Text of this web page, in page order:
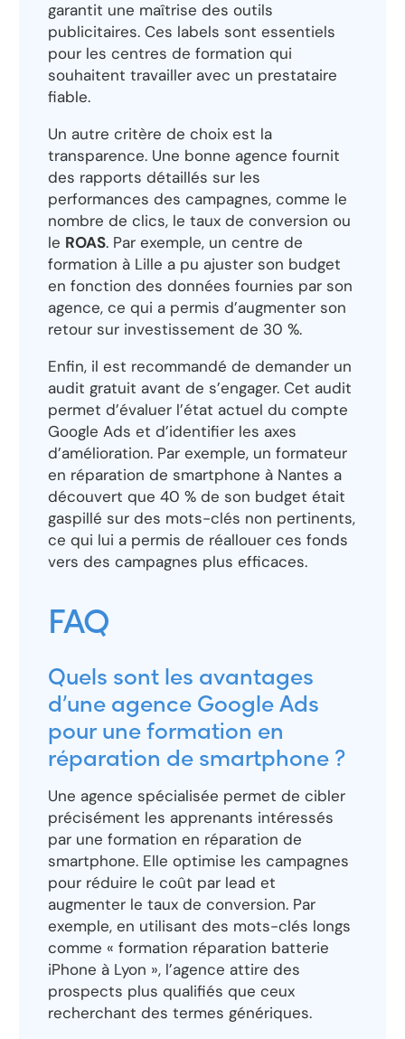
garantit une maîtrise des outils
publicitaires. Ces labels sont essentiels
pour les centres de formation qui
souhaitent travailler avec un prestataire
fiable.
Un autre critère de choix est la
transparence. Une bonne agence fournit
des rapports détaillés sur les
performances des campagnes, comme le
nombre de clics, le taux de conversion ou
le ROAS. Par exemple, un centre de
formation à Lille a pu ajuster son budget
en fonction des données fournies par son
agence, ce qui a permis d’augmenter son
retour sur investissement de 30 %.
Enfin, il est recommandé de demander un
audit gratuit avant de s’engager. Cet audit
permet d’évaluer l’état actuel du compte
Google Ads et d’identifier les axes
d’amélioration. Par exemple, un formateur
en réparation de smartphone à Nantes a
découvert que 40 % de son budget était
gaspillé sur des mots-clés non pertinents,
ce qui lui a permis de réallouer ces fonds
vers des campagnes plus efficaces.
FAQ
Quels sont les avantages
d’une agence Google Ads
pour une formation en
réparation de smartphone ?
Une agence spécialisée permet de cibler
précisément les apprenants intéressés
par une formation en réparation de
smartphone. Elle optimise les campagnes
pour réduire le coût par lead et
augmenter le taux de conversion. Par
exemple, en utilisant des mots-clés longs
comme « formation réparation batterie
iPhone à Lyon », l’agence attire des
prospects plus qualifiés que ceux
recherchant des termes génériques.